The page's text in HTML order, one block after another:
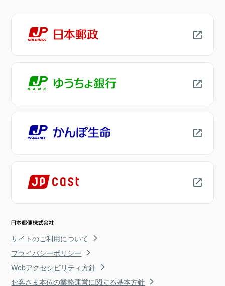
サイトのご利用について
プライバシーポリシー
Webアクセシビリティ方針
お客さま本位の業務運営に関する基本方針